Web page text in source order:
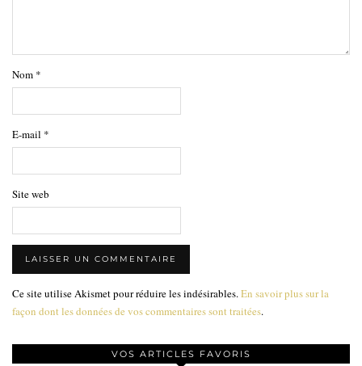
Nom *
E-mail *
Site web
Ce site utilise Akismet pour réduire les indésirables. En savoir plus sur la
façon dont les données de vos commentaires sont traitées.
VOS ARTICLES FAVORIS